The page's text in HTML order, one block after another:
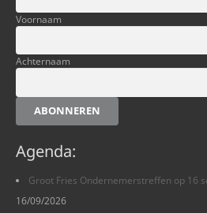
Voornaam
Achternaam
ABONNEREN
Agenda:
Groot Fries Ondernemerstreffen op 16
16/09/2026